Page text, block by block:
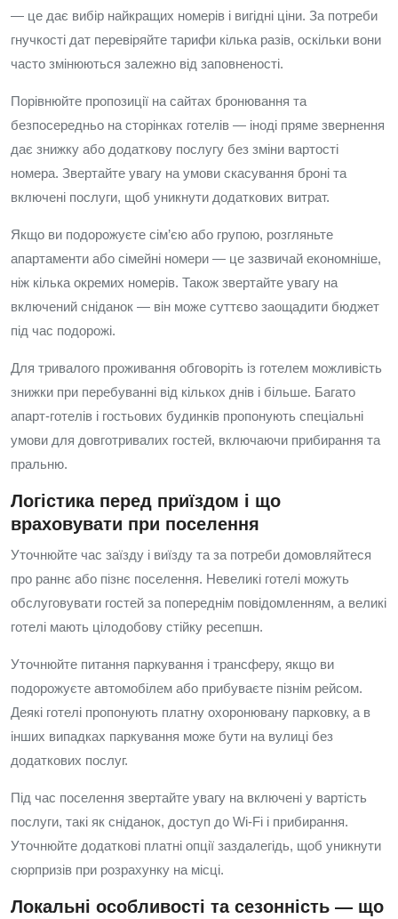
— це дає вибір найкращих номерів і вигідні ціни. За потреби
гнучкості дат перевіряйте тарифи кілька разів, оскільки вони
часто змінюються залежно від заповненості.
Порівнюйте пропозиції на сайтах бронювання та
безпосередньо на сторінках готелів — іноді пряме звернення
дає знижку або додаткову послугу без зміни вартості
номера. Звертайте увагу на умови скасування броні та
включені послуги, щоб уникнути додаткових витрат.
Якщо ви подорожуєте сім’єю або групою, розгляньте
апартаменти або сімейні номери — це зазвичай економніше,
ніж кілька окремих номерів. Також звертайте увагу на
включений сніданок — він може суттєво заощадити бюджет
під час подорожі.
Для тривалого проживання обговоріть із готелем можливість
знижки при перебуванні від кількох днів і більше. Багато
апарт-готелів і гостьових будинків пропонують спеціальні
умови для довготривалих гостей, включаючи прибирання та
пральню.
Логістика перед приїздом і що
враховувати при поселення
Уточнюйте час заїзду і виїзду та за потреби домовляйтеся
про раннє або пізнє поселення. Невеликі готелі можуть
обслуговувати гостей за попереднім повідомленням, а великі
готелі мають цілодобову стійку ресепшн.
Уточнюйте питання паркування і трансферу, якщо ви
подорожуєте автомобілем або прибуваєте пізнім рейсом.
Деякі готелі пропонують платну охоронювану парковку, а в
інших випадках паркування може бути на вулиці без
додаткових послуг.
Під час поселення звертайте увагу на включені у вартість
послуги, такі як сніданок, доступ до Wi‑Fi і прибирання.
Уточнюйте додаткові платні опції заздалегідь, щоб уникнути
сюрпризів при розрахунку на місці.
Локальні особливості та сезонність — що